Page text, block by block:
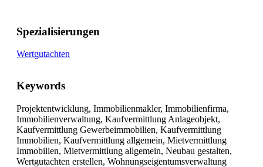
Spezialisierungen
Wertgutachten
Keywords
Projektentwicklung, Immobilienmakler, Immobilienfirma,
Immobilienverwaltung, Kaufvermittlung Anlageobjekt,
Kaufvermittlung Gewerbeimmobilien, Kaufvermittlung
Immobilien, Kaufvermittlung allgemein, Mietvermittlung
Immobilien, Mietvermittlung allgemein, Neubau gestalten,
Wertgutachten erstellen, Wohnungseigentumsverwaltung